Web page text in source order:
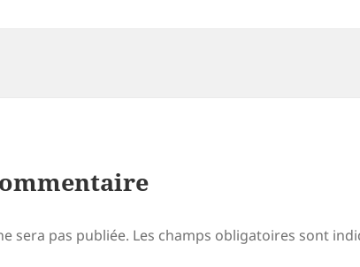
sera pas publiée. Les champs obligatoires sont